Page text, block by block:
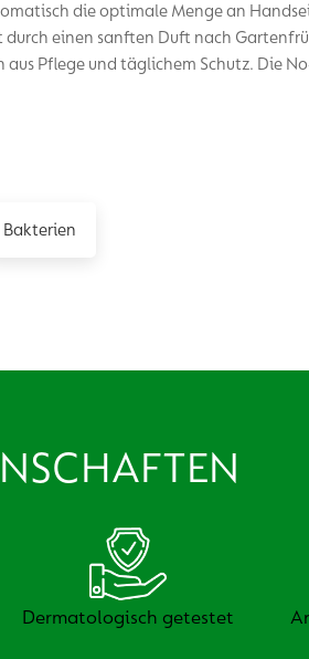
die optimale Menge an
einen sanften Duft nach
Pflege und täglichem Schutz. Die
Bakterien
Dermatologisch getestet